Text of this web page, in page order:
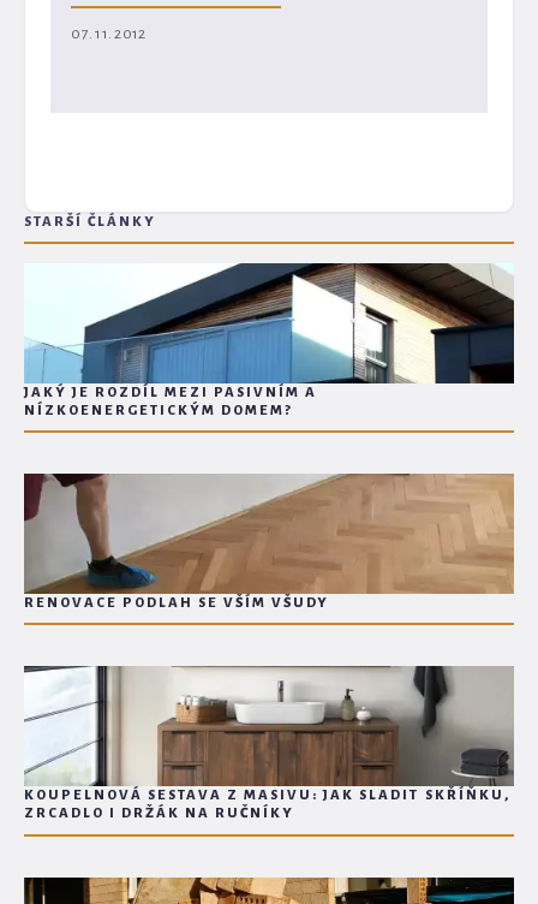
07. 11. 2012
STARŠÍ ČLÁNKY
JAKÝ JE ROZDÍL MEZI PASIVNÍM A
NÍZKOENERGETICKÝM DOMEM?
RENOVACE PODLAH SE VŠÍM VŠUDY
KOUPELNOVÁ SESTAVA Z MASIVU: JAK SLADIT SKŘÍŇKU,
ZRCADLO I DRŽÁK NA RUČNÍKY